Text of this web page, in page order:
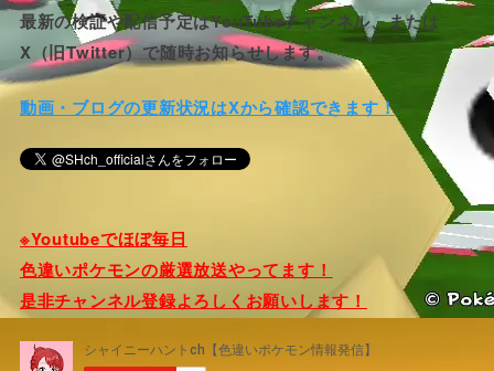
最新の検証や配信予定はYouTubeチャンネル、または
X（旧Twitter）で随時お知らせします。
動画・ブログの更新状況はXから確認できます！
※Youtubeでほぼ毎日
色違いポケモンの厳選放送やってます！
是非チャンネル登録よろしくお願いします！